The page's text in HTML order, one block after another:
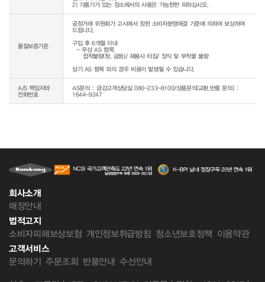
2) 기름기가 있는 장소에서의 사용은 가능한한 피하십시오.
품질보증기준
공정거래 위원회가 고시에서 정한 소비자분쟁해결 기준에 의하여 보상하여
드립니다.
구입 후 6개월 이내
  - 무상 AS 항목
상기 AS 항목 외의 경우 비용이 발생될 수 있습니다.
A/S 책임자와
전화번호
AS문의 : 금강고객상담실 080-233-8100/상품문의(교환,반품 문의) :
1644-9247
회사소개
매장안내
법적고지
소비자피해보상보험 개인정보취급방침 청소년보호정책 이용약관
고객서비스
문의하기 주문조회 반품안내 수선안내